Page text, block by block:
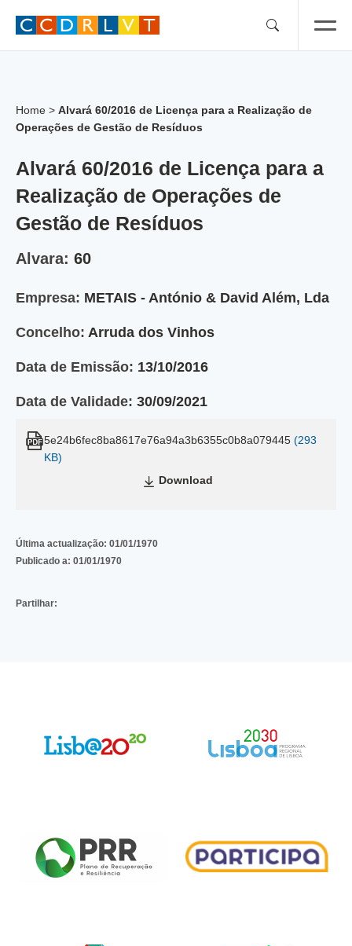
Home > Alvará 60/2016 de Licença para a Realização de
Operações de Gestão de Resíduos
Alvará 60/2016 de Licença para a
Realização de Operações de
Gestão de Resíduos
Alvara: 60
Empresa: METAIS - António & David Além, Lda
Concelho: Arruda dos Vinhos
Data de Emissão: 13/10/2016
Data de Validade: 30/09/2021
5e24b6fec8ba8617e76a94a3b6355c0b8a079445 (293
KB)
Download
Última actualização: 01/01/1970
Publicado a: 01/01/1970
Partilhar: